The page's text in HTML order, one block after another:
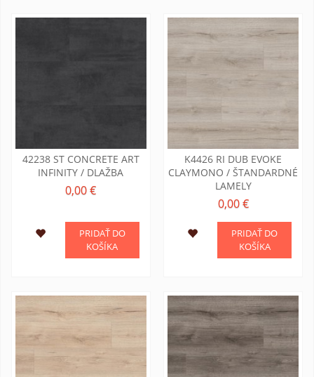
42238 ST CONCRETE ART
INFINITY / DLAŽBA
0,00 €
PRIDAŤ DO
KOŠÍKA
K4426 RI DUB EVOKE
CLAYMONO / ŠTANDARDNÉ
LAMELY
0,00 €
PRIDAŤ DO
KOŠÍKA